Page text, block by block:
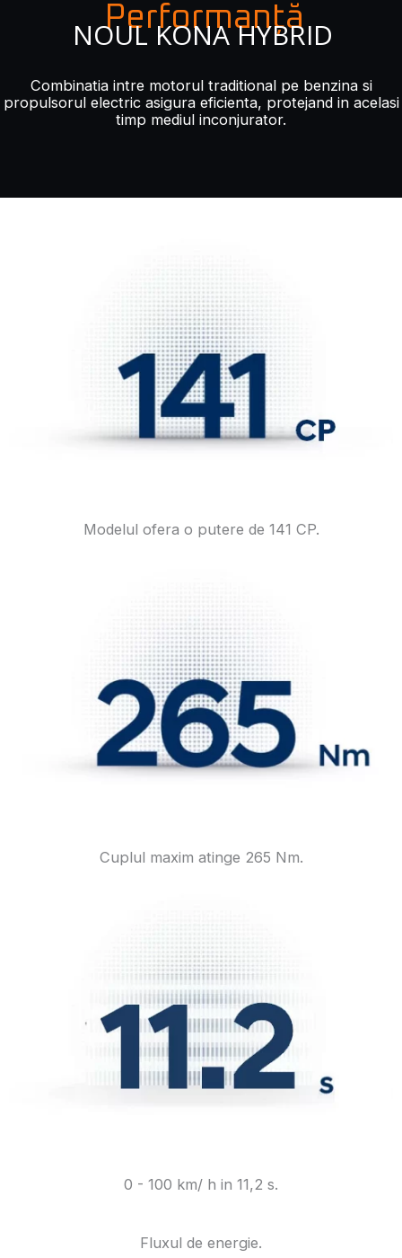
Performanță
NOUL KONA HYBRID
Combinatia intre motorul traditional pe benzina si
propulsorul electric asigura eficienta, protejand in acelasi
timp mediul inconjurator.
Modelul ofera o putere de 141 CP.
Cuplul maxim atinge 265 Nm.
0 - 100 km/ h in 11,2 s.
Fluxul de energie.